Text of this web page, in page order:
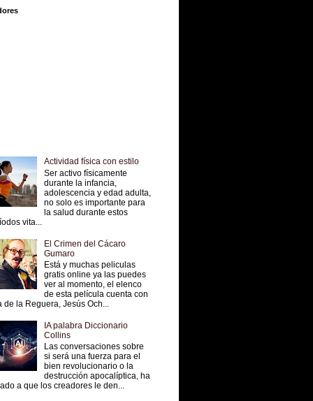
Actividad física con estilo
Ser activo físicamente
durante la infancia,
adolescencia y edad adulta,
no solo es importante para
la salud durante estos
vita...
El Crimen del Cácaro
Gumaro
Está y muchas peliculas
gratis online ya las puedes
ver al momento, el elenco
de esta película cuenta con
de la Reguera, Jesús Och...
IA palabra Diccionario
Collins
Las conversaciones sobre
si será una fuerza para el
bien revolucionario o la
destrucción apocalíptica, ha
a que los creadores le den...